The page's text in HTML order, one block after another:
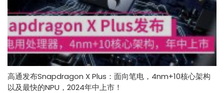
高通发布Snapdragon X Plus：面向笔电，4nm+10核心架构
以及最快的NPU，2024年中上市！